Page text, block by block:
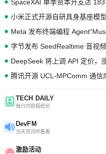
SpaceXAI 单季资本开支达
小米正式开源自研具身基座模
Meta 发布终端编程
字节发布 SeedRealtime 音视
DeepSeek 将上调 API 定价，
腾讯开源 UCL-MPComm 通信
TECH DAILY
每日内容报纸化
DevFM
当天资讯听着看
激励活动